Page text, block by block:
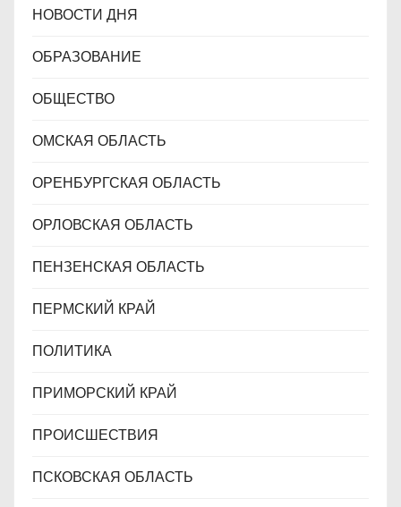
НОВОСТИ ДНЯ
ОБРАЗОВАНИЕ
ОБЩЕСТВО
ОМСКАЯ ОБЛАСТЬ
ОРЕНБУРГСКАЯ ОБЛАСТЬ
ОРЛОВСКАЯ ОБЛАСТЬ
ПЕНЗЕНСКАЯ ОБЛАСТЬ
ПЕРМСКИЙ КРАЙ
ПОЛИТИКА
ПРИМОРСКИЙ КРАЙ
ПРОИСШЕСТВИЯ
ПСКОВСКАЯ ОБЛАСТЬ